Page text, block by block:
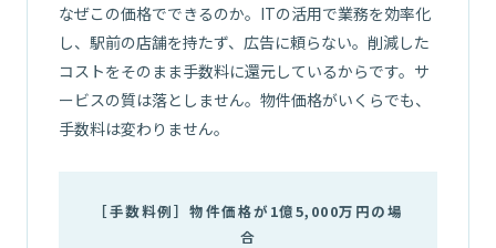
なぜこの価格でできるのか。ITの活用で業務を効率化
し、駅前の店舗を持たず、広告に頼らない。削減した
コストをそのまま手数料に還元しているからです。サ
ービスの質は落としません。物件価格がいくらでも、
手数料は変わりません。
［手数料例］物件価格が1億5,000万円の場
合